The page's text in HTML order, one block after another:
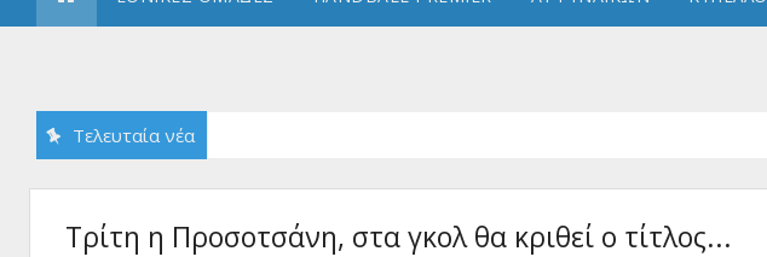
Τελευταία νέα
Τρίτη η Προσοτσάνη, στα γκολ θα κριθεί ο τίτλος...